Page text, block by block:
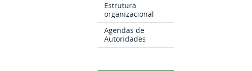
Estrutura
organizacional
Agendas de
Autoridades